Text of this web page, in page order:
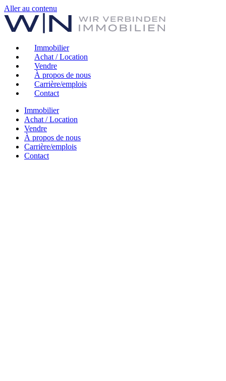
Aller au contenu
Immobilier
Achat / Location
Vendre
À propos de nous
Carrière/emplois
Contact
Immobilier
Achat / Location
Vendre
À propos de nous
Carrière/emplois
Contact